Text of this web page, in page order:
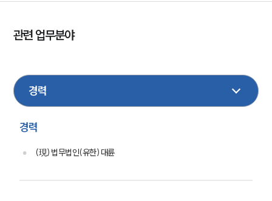
관련 업무분야
손해배상
경력
(現) 법무법인(유한) 대륜